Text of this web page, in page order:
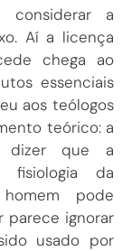
considerar a
Aí a licença
chega ao
essenciais
aos teólogos
teórico: a
dizer que a
da
pode
parece ignorar
usado por